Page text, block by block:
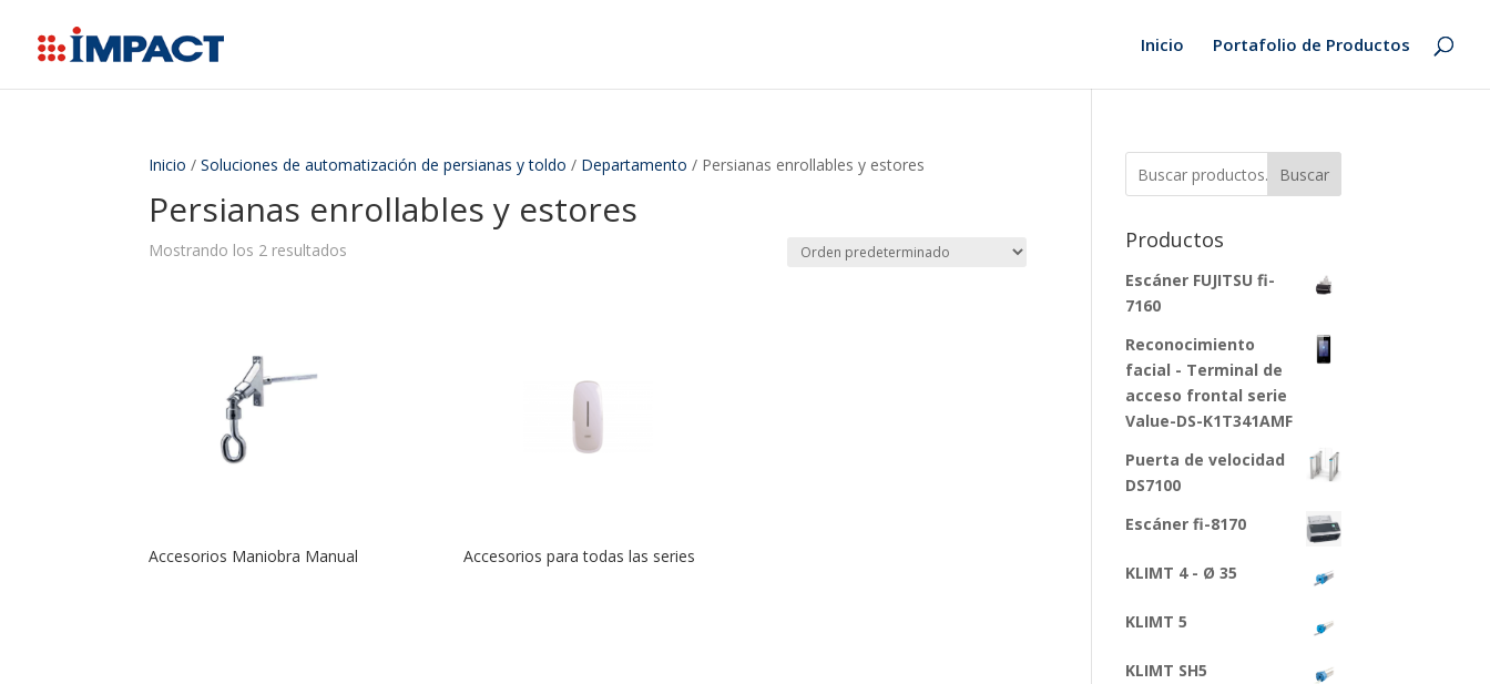
Inicio Portafolio de Productos
Inicio /Soluciones de automatización de persianas y toldo / Departamento / Persianas enrollables y estores
Persianas enrollables y estores
Mostrando los 2 resultados
Accesorios Maniobra Manual Accesorios para todas las series
Buscar
Productos
Escáner FUJITSU fi-
7160
Reconocimiento
facial - Terminal de
acceso frontal serie
Value-DS-K1T341AMF
Puerta de velocidad
DS7100
Escáner fi-8170
KLIMT 4 - Ø 35
KLIMT 5
KLIMT SH5